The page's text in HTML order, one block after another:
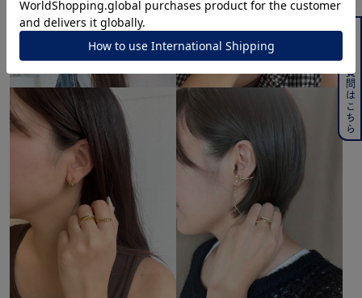
よくある質問はこちら